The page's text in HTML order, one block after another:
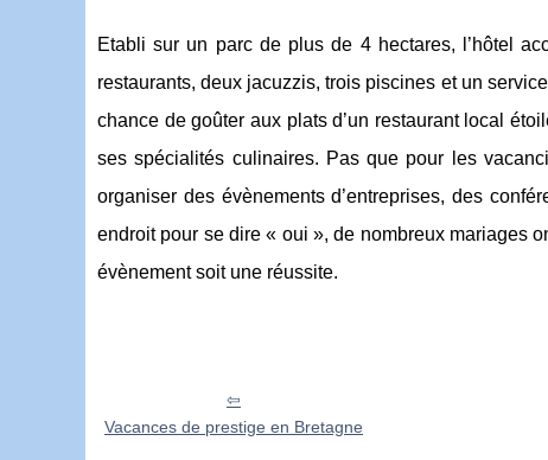
Etabli sur un parc de plus de 4 hectares, l’hôtel
restaurants, deux jacuzzis, trois piscines et un
chance de goûter aux plats d’un restaurant local
ses spécialités culinaires. Pas que pour les
organiser des évènements d’entreprises, des
endroit pour se dire « oui », de nombreux mariages
évènement soit une réussite.
Vacances de prestige en Bretagne